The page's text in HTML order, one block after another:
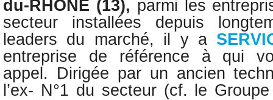
du-RHÔNE (13), parmi les
secteur installées depuis
leaders du marché, il y a
entreprise de référence à qui
appel. Dirigée par un ancien
l’ex- N°1 du secteur (cf. le